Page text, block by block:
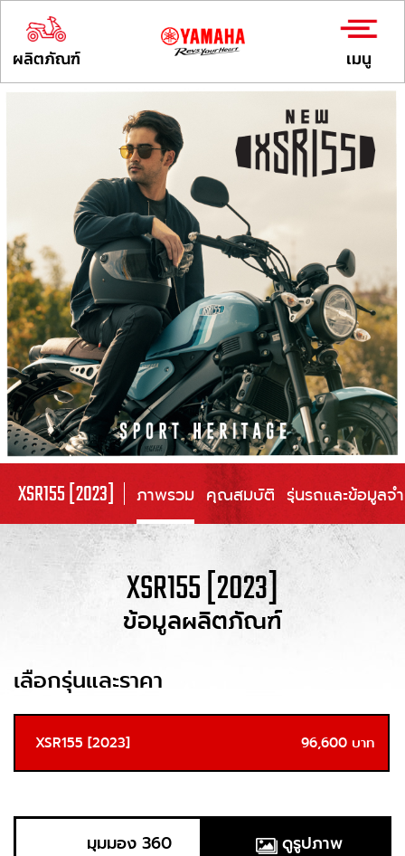
ผลิตภัณฑ์ เมนู
XSR155 [2023] ภาพรวม คุณสมบัติ รุ่นรถและข้อมูลจำ
XSR155 [2023]
ข้อมูลผลิตภัณฑ์
เลือกรุ่นและราคา
XSR155 [2023] 96,600 บาท
มุมมอง 360 ดูรูปภาพ